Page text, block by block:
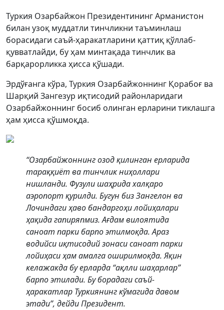
Туркия Озарбайжон Президентининг Арманистон
билан узоқ муддатли тинчликни таъминлаш
борасидаги саъй-ҳаракатларини қаттиқ қўллаб-
қувватлайди, бу ҳам минтақада тинчлик ва
барқарорликка ҳисса қўшади.
Эрдўғанга кўра, Туркия Озарбайжоннинг Қорабоғ ва
Шарқий Зангезур иқтисодий районларидаги
Озарбайжоннинг босиб олинган ерларини тиклашга
ҳам ҳисса қўшмоқда.
“Озарбайжоннинг озод қилинган ерларида
тараққиёт ва тинчлик ниҳоллари
нишланди. Фузули шаҳрида халқаро
аэропорт қурилди. Бугун биз Зангелон ва
Лочиндаги ҳаво бандаргоҳи лойиҳалари
ҳақида гапиряпмиз. Ағдам вилоятида
саноат парки барпо этилмоқда. Араз
водийси иқтисодий зонаси саноат парки
лойиҳаси ҳам амалга оширилмоқда. Яқин
келажакда бу ерларда “ақлли шаҳарлар”
барпо этилади. Бу борадаги саъй-
ҳаракатлар Туркиянинг кўмагида давом
этади”, дейди Президент.